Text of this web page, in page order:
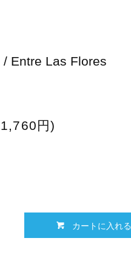
Entre Las Flores
円)
カートに入れる